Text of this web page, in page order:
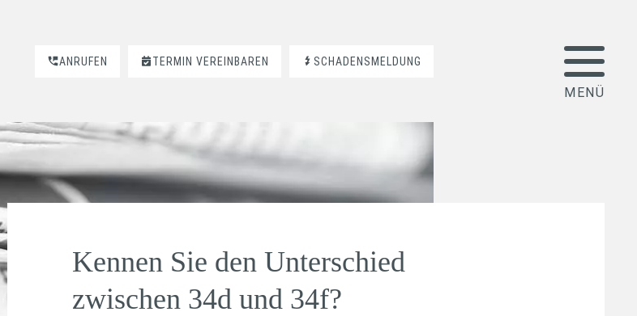
ANRUFEN TERMIN VEREINBAREN SCHADENSMELDUNG
Kennen Sie den Unterschied
zwischen 34d und 34f?